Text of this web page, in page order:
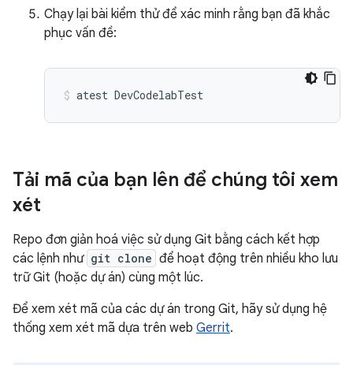
Chạy lại bài kiểm thử để xác minh rằng bạn đã khắc
phục vấn đề:
atest DevCodelabTest
Tải mã của bạn lên để chúng tôi xem
xét
Repo đơn giản hoá việc sử dụng Git bằng cách kết hợp
các lệnh như git clone để hoạt động trên nhiều kho lưu
trữ Git (hoặc dự án) cùng một lúc.
Để xem xét mã của các dự án trong Git, hãy sử dụng hệ
thống xem xét mã dựa trên web Gerrit.